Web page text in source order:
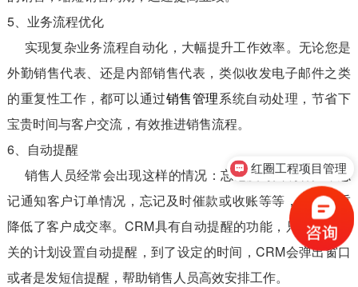
5、业务流程优化
实现复杂业务流程自动化，大幅提升工作效率。无论您是
外勤销售代表、还是内部销售代表，类似收发电子邮件之类
的重复性工作，都可以通过销售管理系统自动处理，节省下
宝贵时间与客户交流，有效推进销售流程。
6、自动提醒
销售人员经常会出现这样的情况：忘记及时回访客户，忘
记通知客户订单情况，忘记及时催款或收账等等，这样严重
降低了客户成交率。CRM具有自动提醒的功能，只要您对相
关的计划设置自动提醒，到了设定的时间，CRM会弹出窗口
或者是发短信提醒，帮助销售人员高效安排工作。
红圈工程项目管理